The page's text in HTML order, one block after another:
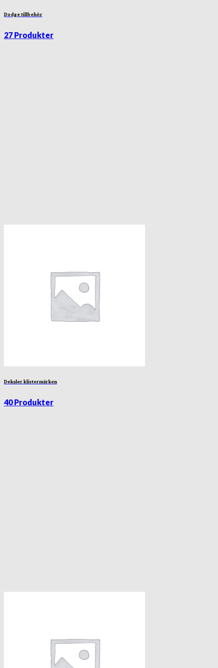
Dodge tillbehör
27 Produkter
Dekaler klistermärken
40 Produkter